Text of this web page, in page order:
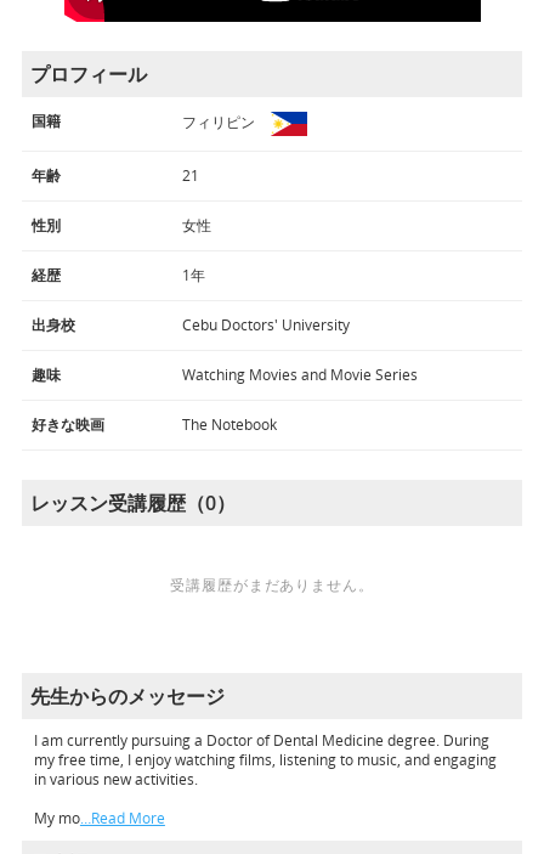
プロフィール
国籍 フィリピン
年齢 21
性別 女性
経歴 1年
出身校 Cebu Doctors' University
趣味 Watching Movies and Movie Series
好きな映画 The Notebook
レッスン受講履歴（0）
受講履歴がまだありません。
先生からのメッセージ
I am currently pursuing a Doctor of Dental Medicine degree. During
my free time, I enjoy watching films, listening to music, and engaging
in various new activities.
My mo…Read More